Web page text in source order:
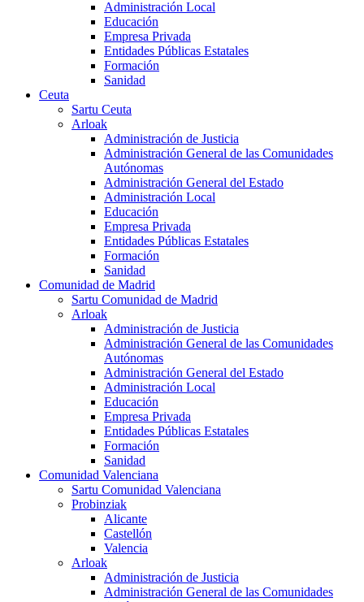
Administración Local
Educación
Empresa Privada
Entidades Públicas Estatales
Formación
Sanidad
Ceuta
Sartu Ceuta
Arloak
Administración de Justicia
Administración General de las Comunidades
Autónomas
Administración General del Estado
Administración Local
Educación
Empresa Privada
Entidades Públicas Estatales
Formación
Sanidad
Comunidad de Madrid
Sartu Comunidad de Madrid
Arloak
Administración de Justicia
Administración General de las Comunidades
Autónomas
Administración General del Estado
Administración Local
Educación
Empresa Privada
Entidades Públicas Estatales
Formación
Sanidad
Comunidad Valenciana
Sartu Comunidad Valenciana
Probinziak
Alicante
Castellón
Valencia
Arloak
Administración de Justicia
Administración General de las Comunidades